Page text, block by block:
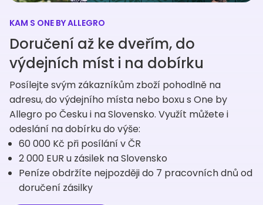
KAM S ONE BY ALLEGRO
Doručení až ke dveřím, do
výdejních míst i na dobírku
Posílejte svým zákazníkům zboží pohodlně na
adresu, do výdejního místa nebo boxu s One by
Allegro po Česku i na Slovensko. Využít můžete i
odeslání na dobírku do výše:
60 000 Kč při posílání v ČR
2 000 EUR u zásilek na Slovensko
Peníze obdržíte nejpozději do 7 pracovních dnů od
doručení zásilky